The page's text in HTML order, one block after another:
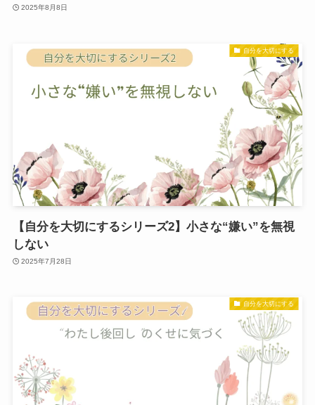
2025年8月8日
自分を大切にする
【自分を大切にするシリーズ2】小さな“嫌い”を無視
しない
2025年7月28日
自分を大切にする